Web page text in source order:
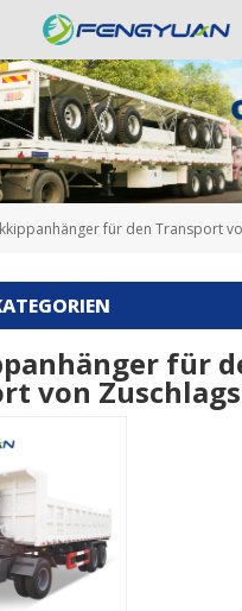
für den Transport
für
von